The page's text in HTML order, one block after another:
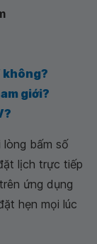
không?
giới?
lòng bấm số
lịch trực tiếp
ứng dụng
hẹn mọi lúc